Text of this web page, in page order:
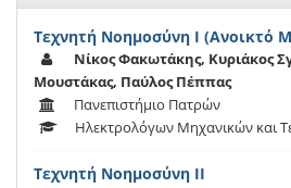
Τεχνητή Νοημοσύνη Ι (Ανοικτό
Νίκος Φακωτάκης, Κυριάκος
Μουστάκας, Παύλος Πέππας
Πανεπιστήμιο Πατρών
Ηλεκτρολόγων Μηχανικών και
Τεχνητή Νοημοσύνη ΙΙ